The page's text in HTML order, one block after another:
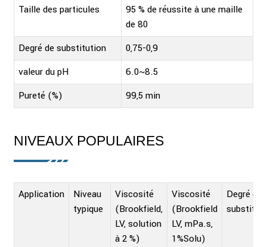
Taille des particules
95 % de réussite à une maille
de 80
Degré de substitution
0,75-0,9
valeur du pH
6.0~8.5
Pureté (%)
99,5 min
NIVEAUX POPULAIRES
Application
Niveau
typique
Viscosité
(Brookfield,
LV, solution
à 2 %)
Viscosité
(Brookfield
LV, mPa.s,
1%Solu)
Degré de